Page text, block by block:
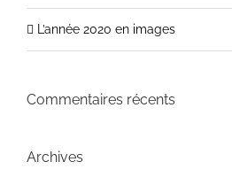
L’année 2020 en images
Commentaires récents
Archives